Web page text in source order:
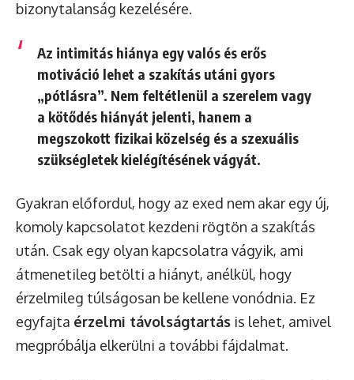
bizonytalanság kezelésére.
Az intimitás hiánya egy valós és erős
motiváció lehet a szakítás utáni gyors
„pótlásra”. Nem feltétlenül a szerelem vagy
a kötődés hiányát jelenti, hanem a
megszokott fizikai közelség és a szexuális
szükségletek kielégítésének vágyát.
Gyakran előfordul, hogy az exed nem akar egy új,
komoly kapcsolatot kezdeni rögtön a szakítás
után. Csak egy olyan kapcsolatra vágyik, ami
átmenetileg betölti a hiányt, anélkül, hogy
érzelmileg túlságosan be kellene vonódnia. Ez
egyfajta érzelmi távolságtartás is lehet, amivel
megpróbálja elkerülni a további fájdalmat.